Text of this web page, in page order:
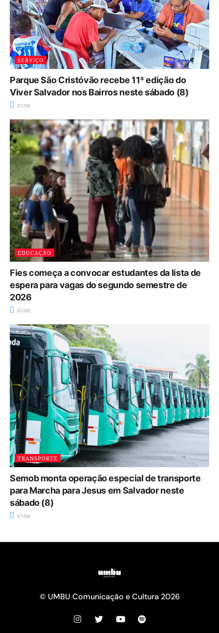
SERVIÇO
Parque São Cristóvão recebe 11ª edição do
Viver Salvador nos Bairros neste sábado (8)
07/08
EDUCAÇÃO
Fies começa a convocar estudantes da lista de
espera para vagas do segundo semestre de
2026
07/08
TRANSPORTE
Semob monta operação especial de transporte
para Marcha para Jesus em Salvador neste
sábado (8)
07/08
© UMBU Comunicação e Cultura 2026